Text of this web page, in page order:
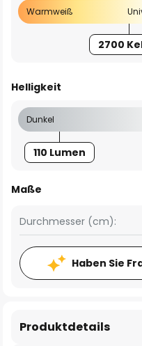
Warmweiß
2700
Helligkeit
Dunkel
110 Lumen
Maße
Durchmesser (cm):
Haben Sie
Produktdetails